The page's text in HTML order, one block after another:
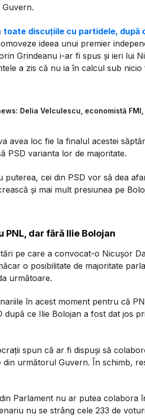
toate discuțiile cu partidele, după
ideea unui premier
Grindeanu i-ar fi spus și ieri lui
a zis că nu ia în calcul sub
Delia Velculescu, economistă
avea loc fie la finalul acestei
PSD varianta lor de majoritate.
puterea, cei din PSD vor să dea
și mai mult presiunea pe
PNL, dar fără Ilie Bolojan
pe care a convocat-o Nicușor
o posibilitate de majoritate
următoare.
în acest moment pentru că
ce Ilie Bolojan a fost dat jos
spun că ar fi dispuși să
următorul Guvern. În schimb,
Parlament nu ar putea colabora
nu se strâng cele 233 de